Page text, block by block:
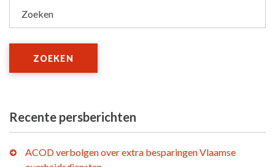
Zoeken
ZOEKEN
Recente persberichten
ACOD verbolgen over extra besparingen Vlaamse